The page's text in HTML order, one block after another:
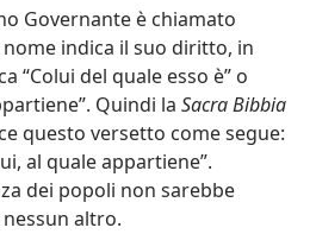
Governante è chiamato
indica il suo diritto, in
“Colui del quale esso è” o
Quindi la Sacra Bibbia
questo versetto come segue:
al quale appartiene”.
dei popoli non sarebbe
altro.